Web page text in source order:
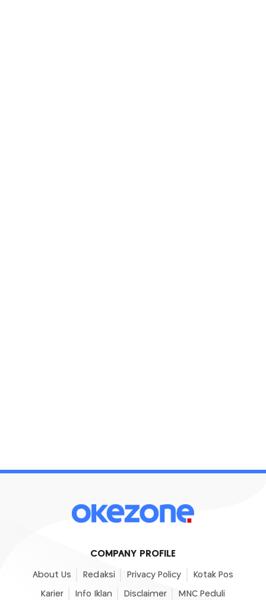
COMPANY PROFILE
About Us Redaksi Privacy Policy Kotak Pos
Karier Info Iklan Disclaimer MNC Peduli